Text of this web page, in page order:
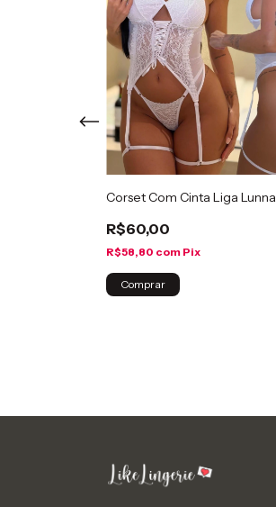
Corset Com Cinta Liga Lunna
R$60,00
R$58,80 com Pix
Comprar